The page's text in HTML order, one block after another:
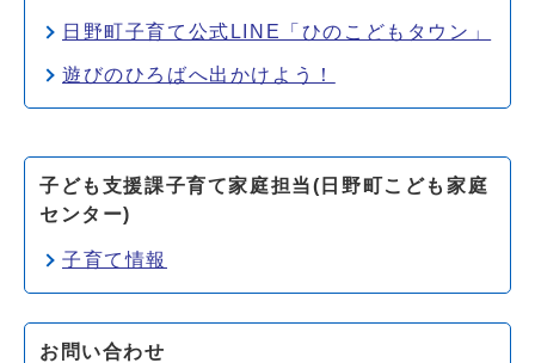
日野町子育て公式LINE「ひのこどもタウン」
遊びのひろばへ出かけよう！
子ども支援課子育て家庭担当(日野町こども家庭
センター)
子育て情報
お問い合わせ